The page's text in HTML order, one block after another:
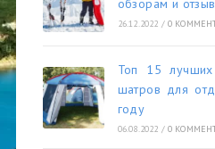
26.12.2022 / 0
Топ 15 лучших
шатров для
году
06.08.2022 / 0